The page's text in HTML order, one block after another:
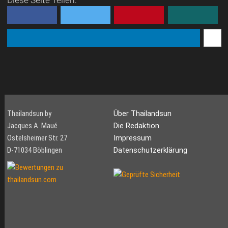
Thailandsun by
Jacques A. Maué
Ostelsheimer Str. 27
D-71034 Böblingen
Über Thailandsun
Die Redaktion
Impressum
Datenschutzerklärung